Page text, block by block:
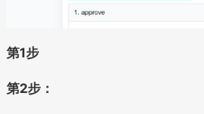
第1步
第2步：